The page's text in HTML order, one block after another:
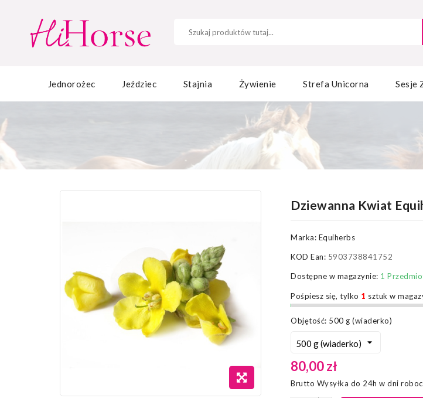
Jednorożec Jeździec Stajnia Żywienie Strefa Unicorna Sesje
Dziewanna Kwiat
Marka: Equiherbs
KOD Ean: 5903738841752
Dostępne w magazynie: 1
Pośpiesz się, tylko 1 sztuk w
Objętość: 500 g (wiaderko)
80,00 zł
Brutto Wysyłka do 24h w dni